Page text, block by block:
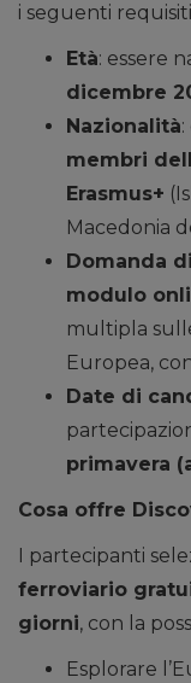
i seguenti
Età: essere
dicembre
Nazionalità
membri
Erasmus+
Macedonia
Domanda
modulo
multipla
Europea,
Date di
primavera
Cosa offre
I partecipanti
ferroviario
giorni, con la
Esplorare